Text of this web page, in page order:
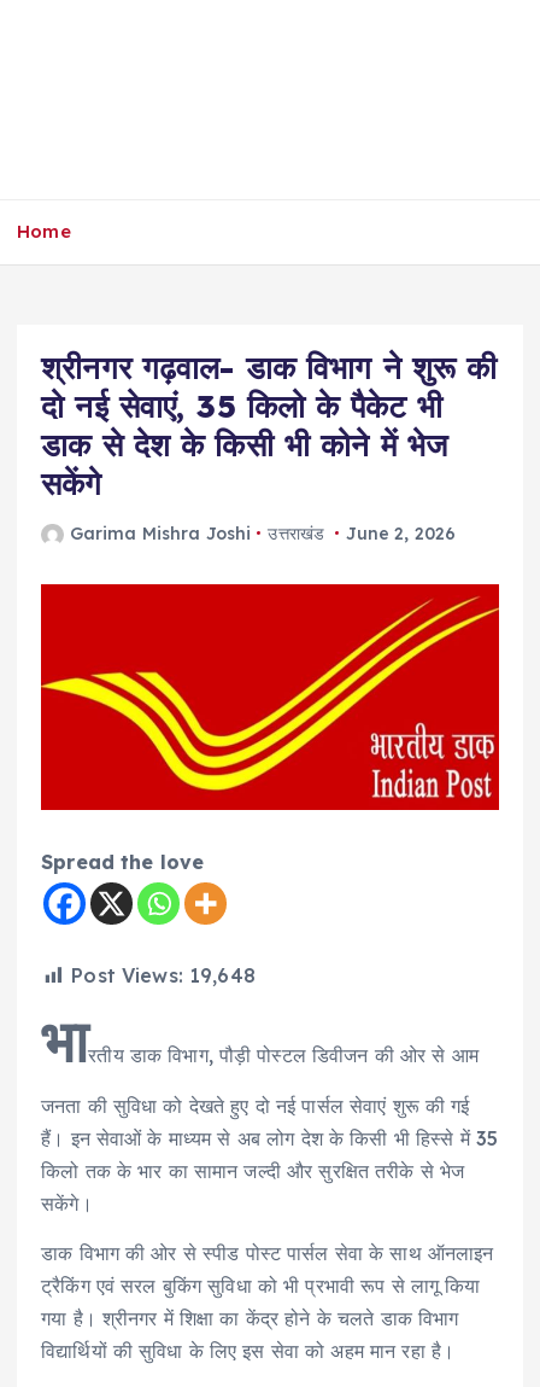
Home
श्रीनगर गढ़वाल- डाक विभाग ने शुरू की
दो नई सेवाएं, 35 किलो के पैकेट भी
डाक से देश के किसी भी कोने में भेज
सकेंगे
Garima Mishra Joshi उत्तराखंड June 2, 2026
Spread the love
Post Views: 19,648
भारतीय डाक विभाग, पौड़ी पोस्टल डिवीजन की ओर से आम
जनता की सुविधा को देखते हुए दो नई पार्सल सेवाएं शुरू की गई
हैं। इन सेवाओं के माध्यम से अब लोग देश के किसी भी हिस्से में 35
किलो तक के भार का सामान जल्दी और सुरक्षित तरीके से भेज
सकेंगे।
डाक विभाग की ओर से स्पीड पोस्ट पार्सल सेवा के साथ ऑनलाइन
ट्रैकिंग एवं सरल बुकिंग सुविधा को भी प्रभावी रूप से लागू किया
गया है। श्रीनगर में शिक्षा का केंद्र होने के चलते डाक विभाग
विद्यार्थियों की सुविधा के लिए इस सेवा को अहम मान रहा है।